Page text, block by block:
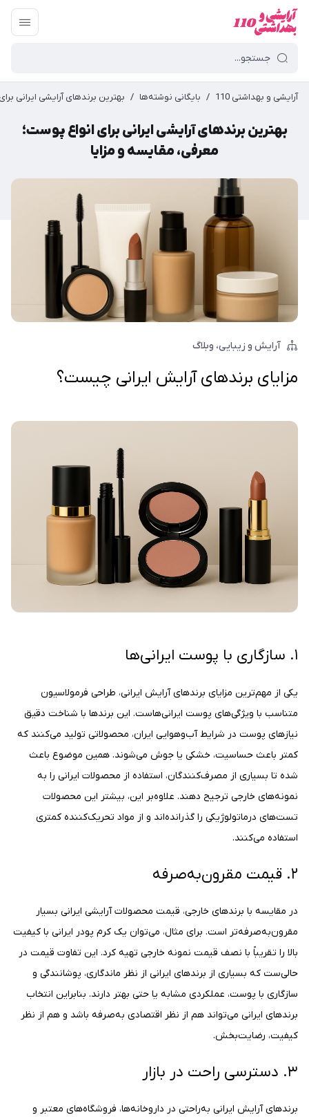
آرایشی و بهداشتی 110 / بایگانی نوشته‌ها / بهترین برندهای آرایشی ایرانی
بهترین برندهای آرایشی ایرانی برای انواع پوست؛
معرفی، مقایسه و مزایا
آرایش و زیبایی وبلاگ
مزایای برندهای آرایش ایرانی چیست؟
۱. سازگاری با پوست ایرانی‌ها
یکی از مهم‌ترین مزایای برندهای آرایش ایرانی، طراحی فرمولاسیون
متناسب با ویژگی‌های پوست ایرانی‌هاست. این برندها با شناخت دقیق
نیازهای پوست در شرایط آب‌وهوایی ایران، محصولاتی تولید می‌کنند که
کمتر باعث حساسیت، خشکی یا جوش می‌شوند. همین موضوع باعث
شده تا بسیاری از مصرف‌کنندگان، استفاده از محصولات ایرانی را به
نمونه‌های خارجی ترجیح دهند. علاوه‌بر این، بیشتر این محصولات
تست‌های درماتولوژیکی را گذرانده‌اند و از مواد تحریک‌کننده کمتری
استفاده می‌کنند.
۲. قیمت مقرون‌به‌صرفه
در مقایسه با برندهای خارجی، قیمت محصولات آرایشی ایرانی بسیار
مقرون‌به‌صرفه‌تر است. برای مثال، می‌توان یک کرم پودر ایرانی با کیفیت
بالا را تقریباً با نصف قیمت نمونه خارجی تهیه کرد. این تفاوت قیمت در
حالی‌ست که بسیاری از برندهای ایرانی از نظر ماندگاری، پوشانندگی و
سازگاری با پوست، عملکردی مشابه یا حتی بهتر دارند. بنابراین انتخاب
برندهای ایرانی می‌تواند هم از نظر اقتصادی به‌صرفه باشد و هم از نظر
کیفیت، رضایت‌بخش.
برندهای آرایش ایرانی به‌راحتی در داروخانه‌ها، فروشگاه‌های معتبر و